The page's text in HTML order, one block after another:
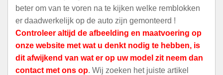
beter om van te voren na te kijken welke remblokken
er daadwerkelijk op de auto zijn gemonteerd !
Controleer altijd de afbeelding en maatvoering op
onze website met wat u denkt nodig te hebben, is
dit afwijkend van wat er op uw model zit neem dan
contact met ons op. Wij zoeken het juiste artikel